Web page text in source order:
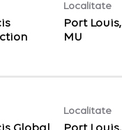
Localitate
Port Louis,
Localitate